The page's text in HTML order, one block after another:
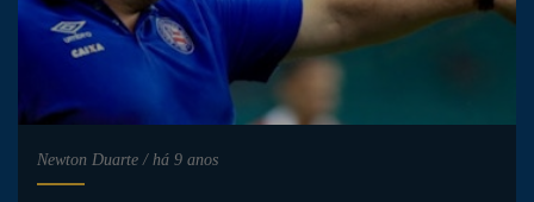
Newton Duarte / há 9 anos